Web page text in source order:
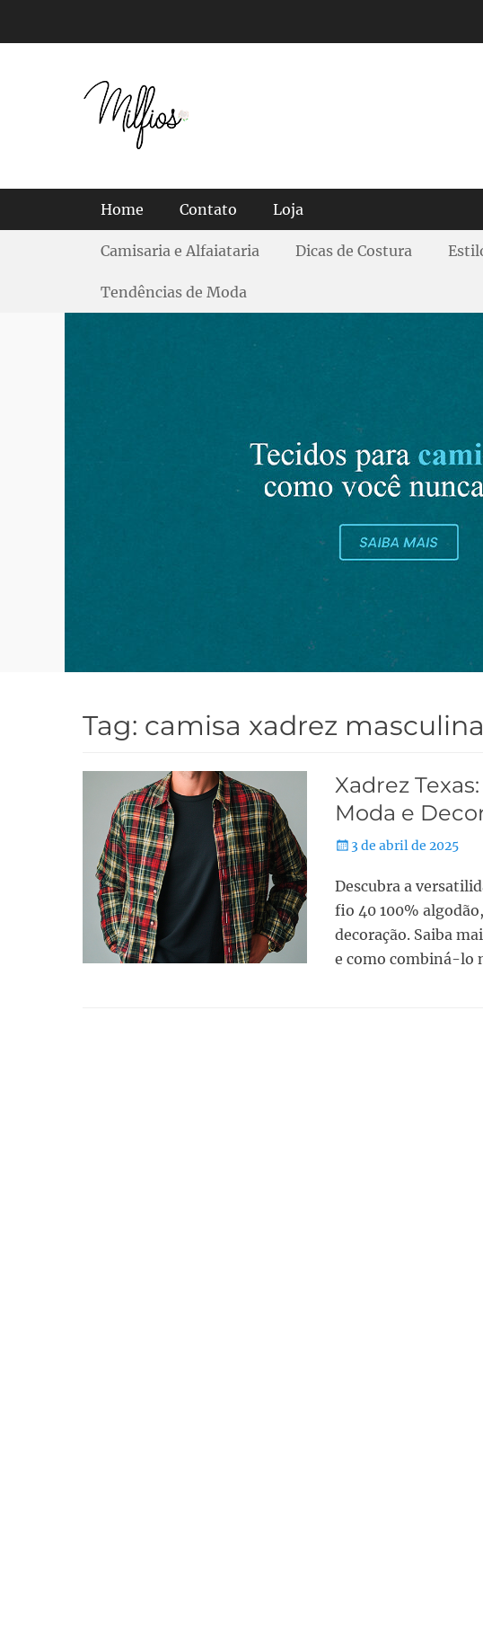
Tendências, Dicas e Guias de Tecidos
Menu principal
Home Contato Loja
Menu Secundário
Camisaria e Alfaiataria Dicas de Costura
Tendências de Moda
Tag: camisa xadrez masculina
Xadrez
Moda e
3 de abril de 2025
Descubra a
fio 40 100%
decoração. Saiba
e como combiná-lo